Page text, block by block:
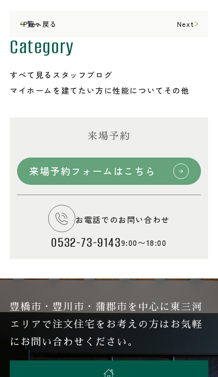
一覧へ戻る
Prev Next
Category
すべて見る スタッフブログ
マイホームを建てたい方に性能について その他
来場予約
来場予約フォームはこちら
お電話でのお問い合わせ
0532-73-91439:00〜18:00
豊橋市・豊川市・蒲郡市を中心に東三河
エリアで注文住宅を お考えの方はお気軽
にお問い合わせください。